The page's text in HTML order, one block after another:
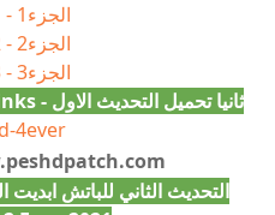
الجزء1 - Part01
الجزء2 - Part02
الجزء3 - Part03
ثانيا تحميل التحديث الاول - Update
4ever